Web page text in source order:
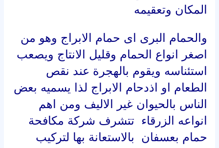
المكان وتعقيمه
والحمام البرى اى حمام الابراج وهو من
اصغر انواع الحمام وقليل الانتاج ويصعب
استئناسه ويقوم بالهجرة عند نقص
الطعام او اذدحام الابراج لذا يسميه بعض
الناس بالحيوان غير الاليف ومن اهم
انواعه الزرقاء تتشرف شركة مكافحة
حمام بعسفان بالاستعانة بها لتركيب